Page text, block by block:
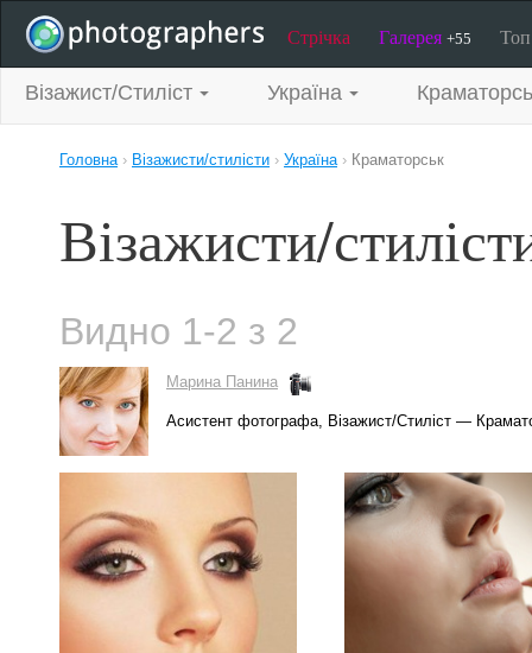
Стрічка Галерея +55
Візажист/Стиліст Україна
Головна› Візажисти/стилісти › Україна› Краматорськ
Візажисти/
Видно 1-2 з 2
Марина Панина
Асистент фотографа, Візажист/Стиліст —